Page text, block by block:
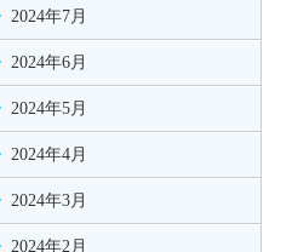
2024年7月
2024年6月
2024年5月
2024年4月
2024年3月
2024年2月